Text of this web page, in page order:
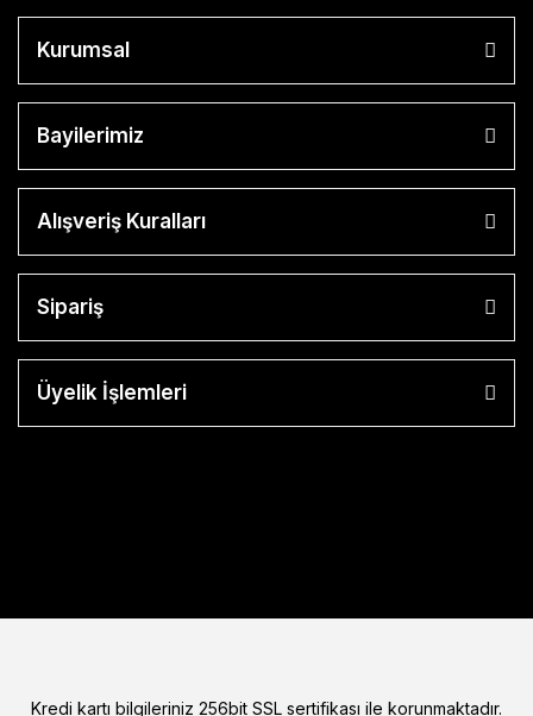
Kurumsal
Bayilerimiz
Alışveriş Kuralları
Sipariş
Üyelik İşlemleri
Kredi kartı bilgileriniz 256bit SSL sertifikası ile korunmaktadır.